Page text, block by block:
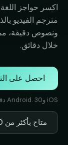
اكسر حواجز
ونصوص دقيقة،
خلال دقائق.
احصل على
iOS وAndroid. 30 دقيقة مجانًا، من دون بطاقة.
متاح بأكثر من 100 لغة